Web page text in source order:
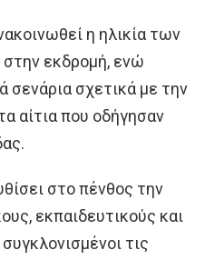
η ηλικία των
στην εκδρομή, ενώ
σενάρια σχετικά με την
αίτια που οδήγησαν
στο πένθος την
εκπαιδευτικούς και
τις